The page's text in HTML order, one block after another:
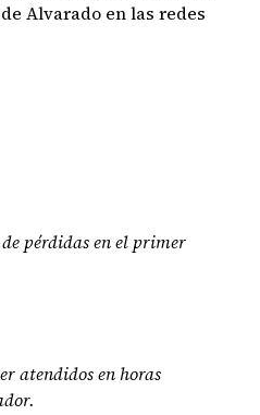
Alvarado en las redes
pérdidas en el primer
atendidos en horas